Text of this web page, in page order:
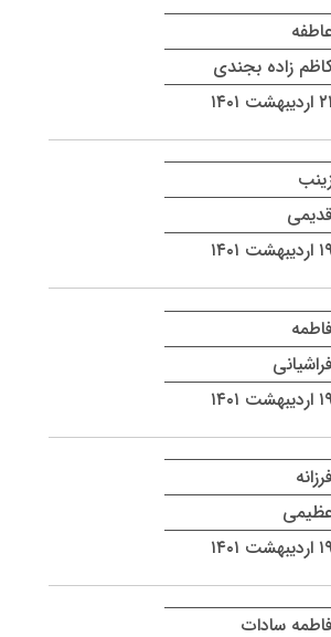
زاده بجندی
۲۱ اردیبهشت ۱۴۰۱
قدیمی
۱۴۰۱
فاطمه
فراشیانی
۱۴۰۱
فرزانه
۱۴۰۱
فاطمه سادات